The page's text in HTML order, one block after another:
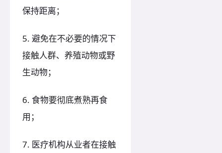
保持距离；
5. 避免在不必要的情况下
接触人群、养殖动物或野
生动物；
6. 食物要彻底煮熟再食
用；
7. 医疗机构从业者在接触